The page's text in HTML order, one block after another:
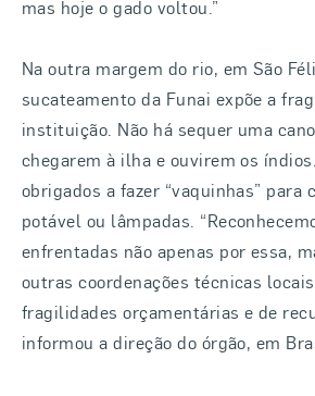
mas hoje o gado voltou.”
Na outra margem do rio, em São
sucateamento da Funai expõe a
instituição. Não há sequer uma
chegarem à ilha e ouvirem os
obrigados a fazer “vaquinhas” para
potável ou lâmpadas.
enfrentadas não apenas por essa,
outras coordenações técnicas
fragilidades orçamentárias e de
informou a direção do órgão, em